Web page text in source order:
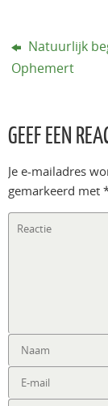
Natuurlijk
Ophemert
GEEF EEN
Je e-mailadres
gemarkeerd met